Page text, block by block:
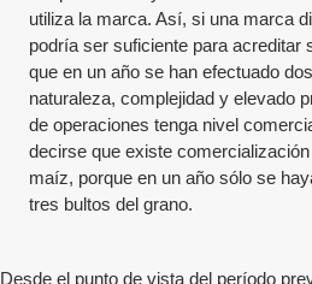
utiliza la marca. Así, si una marca
podría ser suficiente para acreditar
que en un año se han efectuado
naturaleza, complejidad y elevado
de operaciones tenga nivel
decirse que existe
maíz, porque en un año sólo se
tres bultos del grano.
Desde el punto de vista del período